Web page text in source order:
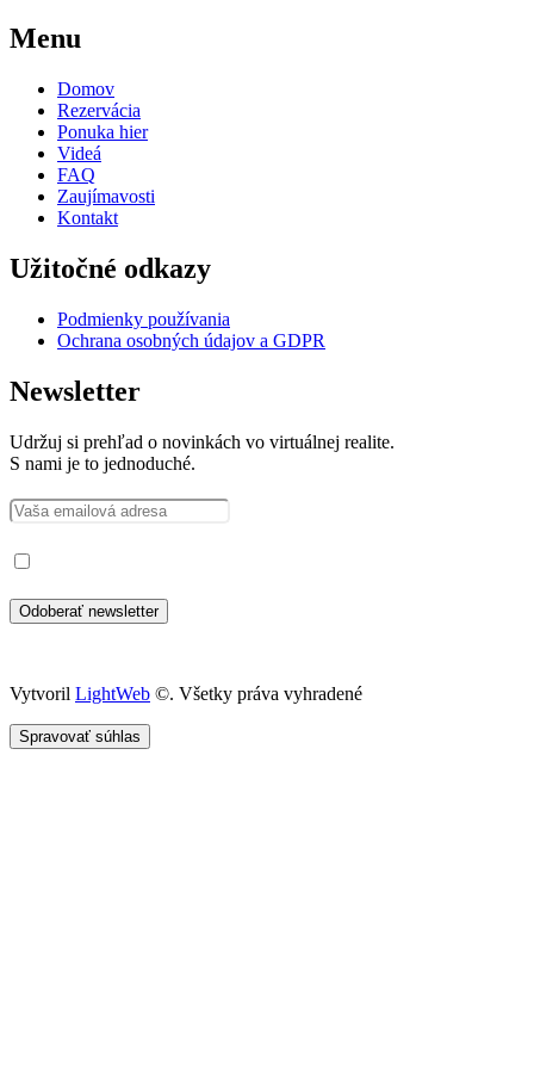
Menu
Domov
Rezervácia
Ponuka hier
Videá
FAQ
Zaujímavosti
Kontakt
Užitočné odkazy
Podmienky používania
Ochrana osobných údajov a GDPR
Newsletter
Udržuj si prehľad o novinkách vo virtuálnej realite.
S nami je to jednoduché.
Vytvoril LightWeb ©. Všetky práva vyhradené
Spravovať súhlas